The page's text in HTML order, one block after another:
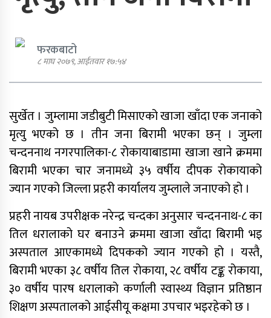
पार्टी शुद्धीकरण र पुनर्गठनका लागि
एमालेले प्रदेशबाट सुझाव सङ्कलन थाल्यो
पूर्व गृहमन्त्री गुरुङमाथि छानबिन गर्न
गठित समितिले प्रतिवेदन सरकारलाई
बुझायो
फरकबाटो
८ माघ २०७९, आईतवार १७:५४
सुर्खेत । जुम्लामा जडीबुटी मिसाएको खाजा खाँदा एक जनाको
मृत्यु भएको छ । तीन जना बिरामी भएका छन् । जुम्ला
चन्दननाथ नगरपालिका-८ रोकायाबाडामा खाजा खाने क्रममा
बिरामी भएका चार जनामध्ये ३५ वर्षीय दीपक रोकायाको
ज्यान गएको जिल्ला प्रहरी कार्यालय जुम्लाले जनाएको हो ।
प्रहरी नायब उपरीक्षक नरेन्द्र चन्दका अनुसार चन्दननाथ-८ का
तिल धरालाको घर बनाउने क्रममा खाजा खाँदा बिरामी भइ
अस्पताल आएकामध्ये दिपकको ज्यान गएको हो । यस्तै,
बिरामी भएका ३८ वर्षीय तिल रोकाया, २८ वर्षीय टङ्क रोकाया,
३० वर्षीय पारष धरालाको कर्णाली स्वास्थ्य विज्ञान प्रतिष्ठान
शिक्षण अस्पतालको आईसीयू कक्षमा उपचार भइरहेको छ ।